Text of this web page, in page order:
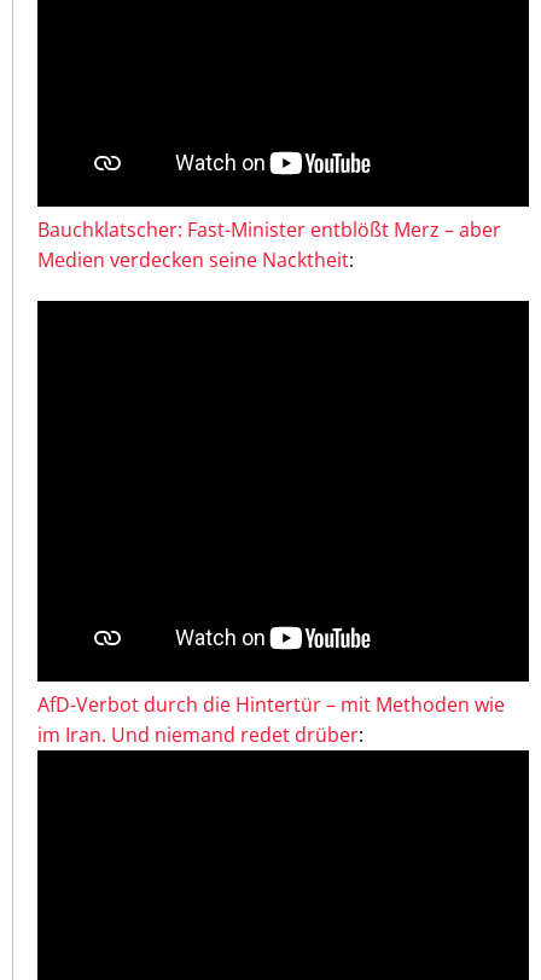
Bauchklatscher: Fast-Minister entblößt Merz – aber
Medien verdecken seine Nacktheit:
AfD-Verbot durch die Hintertür – mit Methoden wie
im Iran. Und niemand redet drüber: